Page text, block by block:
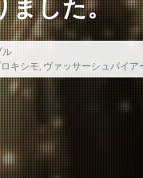
ました。
ル
キシモ, ヴァッサーシュパイア